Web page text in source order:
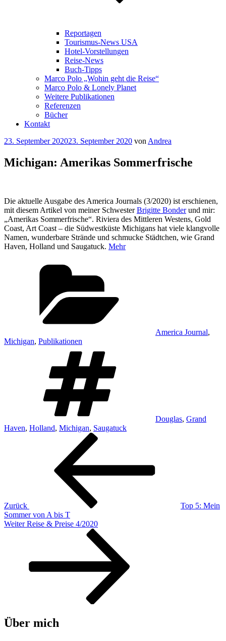
Reportagen
Tourismus-News USA
Hotel-Vorstellungen
Reise-News
Buch-Tipps
Marco Polo „Wohin geht die Reise“
Marco Polo & Lonely Planet
Weitere Publikationen
Referenzen
Bücher
Kontakt
Veröffentlicht
23. September 202023. September 2020 von Andrea
Michigan: Amerikas Sommerfrische
Die aktuelle Ausgabe des America Journals (3/2020) ist erschienen,
mit diesem Artikel von meiner SchwesterBrigitte Bonderund mir:
„Amerikas Sommerfrische“. Riviera des Mittleren Westens, Gold
Coast, Art Coast – die Südwestküste Michigans hat viele klangvolle
Namen, wunderbare Strände und schmucke Städtchen, wie Grand
Haven, Holland und Saugatuck. Mehr
America Journal,
Michigan, Publikationen
Douglas, Grand
Haven, Holland, Michigan, Saugatuck
Beitragsnavigation
Zurück
Top 5: Mein
Sommer von A bis T
Nächster
Weiter Reise & Preise 4/2020
Über mich